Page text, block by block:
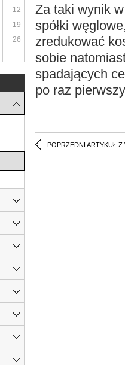
Za taki wynik
spółki
zredukować
sobie
spadających
po raz
POPRZEDNI ARTYKUŁ Z
12
19
26